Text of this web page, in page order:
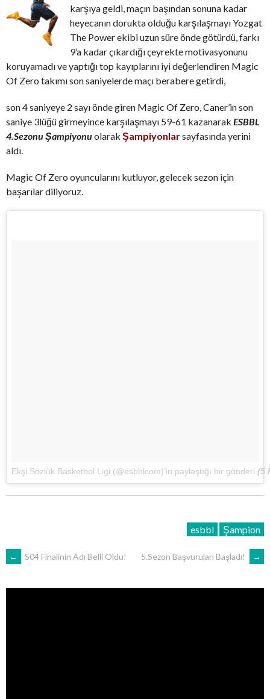
karşıya geldi, maçın başından sonuna kadar
heyecanın dorukta olduğu karşılaşmayı Yozgat
The Power ekibi uzun süre önde götürdü, farkı
9’a kadar çıkardığı çeyrekte motivasyonunu
koruyamadı ve yaptığı top kayıplarını iyi değerlendiren Magic
Of Zero takımı son saniyelerde maçı berabere getirdi,
son 4 saniyeye 2 sayı önde giren Magic Of Zero, Caner’in son
saniye 3lüğü girmeyince karşılaşmayı 59-61 kazanarak ESBBL
4.Sezonu Şampiyonuolarak Şampiyonlarsayfasında yerini
aldı.
Magic Of Zero oyuncularını kutluyor, gelecek sezon için
başarılar diliyoruz.
Ekşi Sözlük Basketbol Ligi (@esbblcom)’in paylaştığı bir gönderi (5
esbbl Şampion
POST
NAVIGATION
← S04 Finalinin Adı Belli Oldu! 5.Sezon Başvuruları Başladı! →